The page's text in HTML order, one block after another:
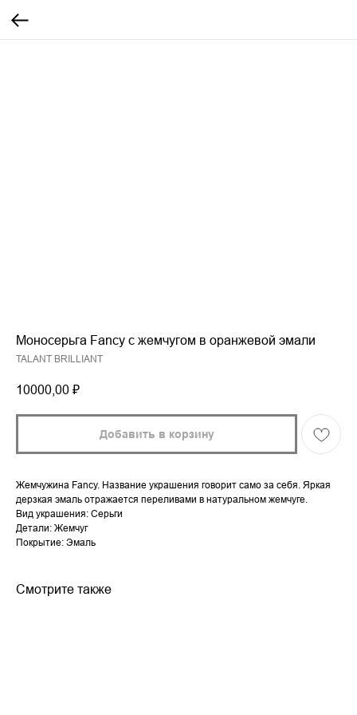
Моносерьга Fancy с жемчугом в оранжевой эмали
TALANT BRILLIANT
10000,00 ₽
Добавить в корзину
Жемчужина Fancy. Название украшения говорит само за себя. Яркая
дерзкая эмаль отражается переливами в натуральном жемчуге.
Вид украшения: Серьги
Детали: Жемчуг
Покрытие: Эмаль
Смотрите также